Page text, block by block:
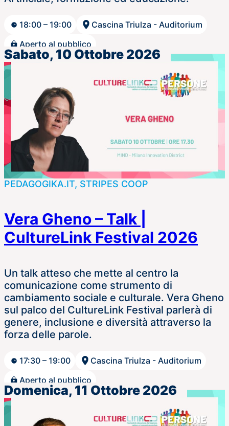
18:00 – 19:00
Cascina Triulza - Auditorium
Aperto al pubblico
Sabato, 10 Ottobre 2026
PEDAGOGIKA.IT, STRIPES COOP
Vera Gheno – Talk |
CultureLink Festival 2026
Un talk atteso che mette al centro la
comunicazione come strumento di
cambiamento sociale e culturale. Vera Gheno
sul palco del CultureLink Festival parlerà di
genere, inclusione e diversità attraverso la
forza delle parole.
17:30 – 19:00
Cascina Triulza - Auditorium
Aperto al pubblico
Domenica, 11 Ottobre 2026